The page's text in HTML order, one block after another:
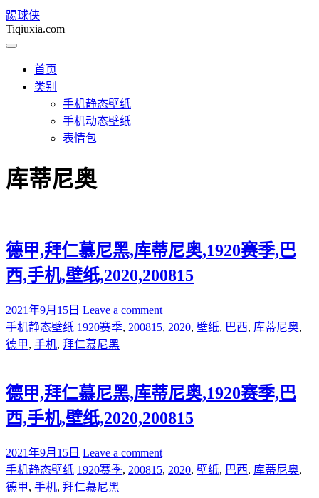
踢球侠
Tiqiuxia.com
首页
类别
手机静态壁纸
手机动态壁纸
表情包
库蒂尼奥
德甲,拜仁慕尼黑,库蒂尼奥,1920赛季,巴
西,手机,壁纸,2020,200815
2021年9月15日 Leave a comment
手机静态壁纸 1920赛季, 200815, 2020, 壁纸, 巴西, 库蒂尼奥,
德甲, 手机, 拜仁慕尼黑
德甲,拜仁慕尼黑,库蒂尼奥,1920赛季,巴
西,手机,壁纸,2020,200815
2021年9月15日 Leave a comment
手机静态壁纸 1920赛季, 200815, 2020, 壁纸, 巴西, 库蒂尼奥,
德甲, 手机, 拜仁慕尼黑